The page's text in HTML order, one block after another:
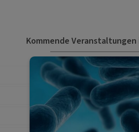
Kommende Veranstaltungen